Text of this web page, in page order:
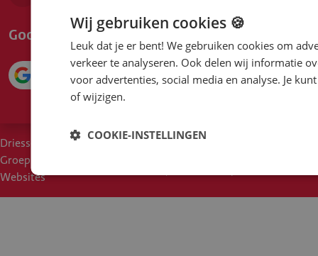
Google beoordeling
Driessen
Groep
Websites
Wij gebruiken cookies 🍪
Leuk dat je er bent! We gebruiken cookies om
verkeer te analyseren. Ook delen wij informatie
voor advertenties, social media en analyse. Je
of wijzigen.
COOKIE-INSTELLINGEN